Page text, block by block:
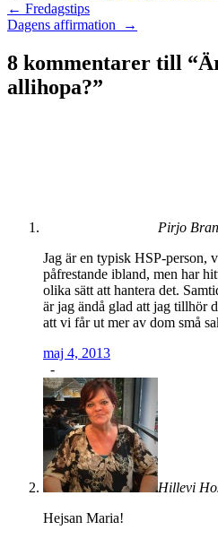
Inläggsnavigering
← Fredagstips
Dagens affirmation
→
8 kommentarer till “
allihopa?”
Pirjo
Jag är en typisk HSP-person,
påfrestande ibland, men har
olika sätt att hantera det.
är jag ändå glad att jag tillhör
att vi får ut mer av dom små
maj 4, 2013
-
Hillevi
Hejsan Maria!